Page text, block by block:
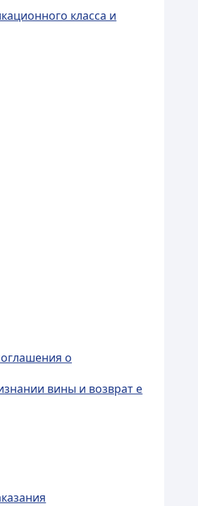
класса и
о
вины и возврат е